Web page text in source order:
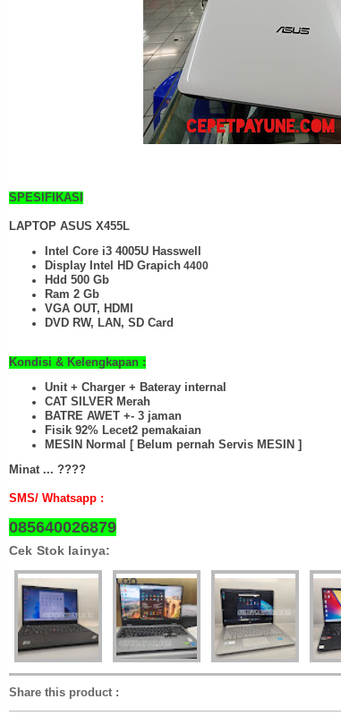
SPESIFIKASI
LAPTOP ASUS X455L
Intel Core i3 4005U Hasswell
Display Intel HD Grapich 4400
Hdd 500 Gb
Ram 2 Gb
VGA OUT, HDMI
DVD RW, LAN, SD Card
Kondisi & Kelengkapan :
Unit + Charger + Bateray internal
CAT SILVER Merah
BATRE AWET +- 3 jaman
Fisik 92% Lecet2 pemakaian
MESIN Normal [ Belum pernah Servis MESIN ]
Minat ... ????
SMS/ Whatsapp :
085640026879
Cek Stok lainya:
Share this product :